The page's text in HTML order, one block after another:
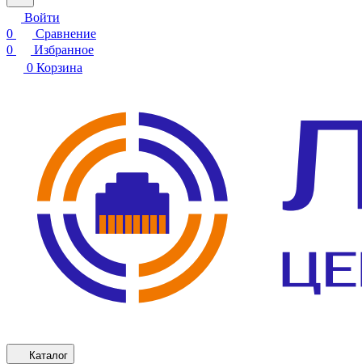
Войти
0
Сравнение
0
Избранное
0 Корзина
Каталог